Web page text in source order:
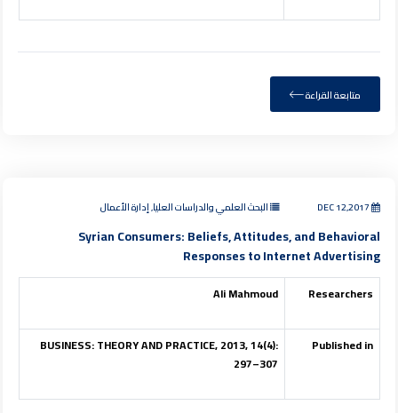
متابعة القراءة
البحث العلمي والدراسات العليا, إدارة الأعمال
Syrian Consumers: Beliefs, Attitudes, and Behavioral
Responses to Internet Advertising
Researchers
Ali Mahmoud
Published in
BUSINESS: THEORY AND PRACTICE, 2013, 14(4):
297–307